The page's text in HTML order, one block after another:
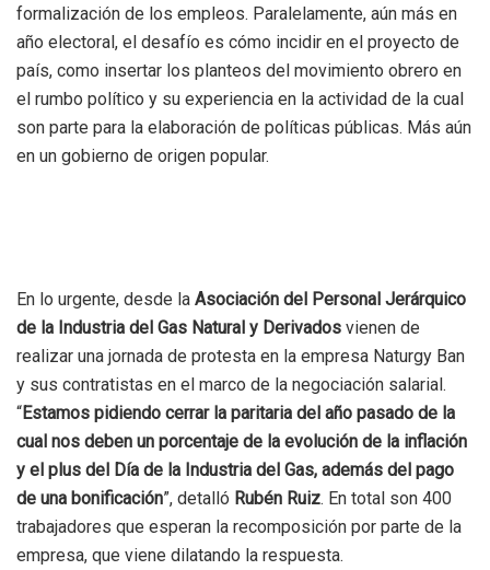
formalización de los empleos. Paralelamente, aún más en
año electoral, el desafío es cómo incidir en el proyecto de
país, como insertar los planteos del movimiento obrero en
el rumbo político y su experiencia en la actividad de la cual
son parte para la elaboración de políticas públicas. Más aún
en un gobierno de origen popular.
En lo urgente, desde la Asociación del Personal Jerárquico
de la Industria del Gas Natural y Derivados vienen de
realizar una jornada de protesta en la empresa Naturgy Ban
y sus contratistas en el marco de la negociación salarial.
“Estamos pidiendo cerrar la paritaria del año pasado de la
cual nos deben un porcentaje de la evolución de la inflación
y el plus del Día de la Industria del Gas, además del pago
de una bonificación”, detalló Rubén Ruiz. En total son 400
trabajadores que esperan la recomposición por parte de la
empresa, que viene dilatando la respuesta.